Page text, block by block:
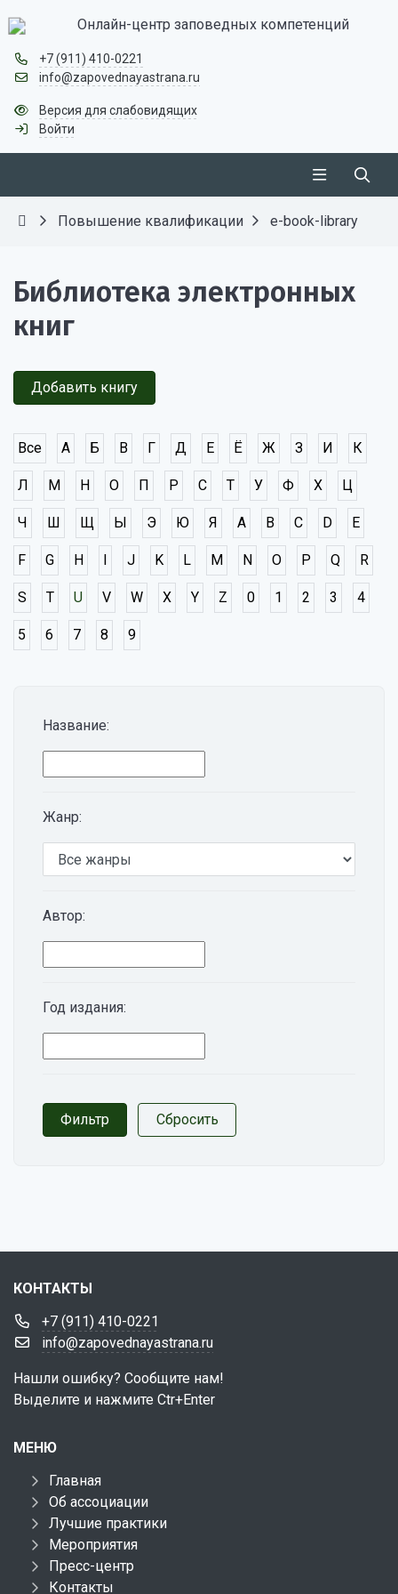
Онлайн-центр заповедных компетенций
+7 (911) 410-0221
info@zapovednayastrana.ru
Версия для слабовидящих
Войти
Повышение квалификации e-book-library
Название:
Жанр:
Автор:
Год издания:
Библиотека электронных
книг
Добавить книгу
Все А Б В Г Д Е Ё Ж З И К
Л М Н О П Р С Т У Ф Х Ц
Ч Ш Щ Ы Э Ю Я A B C D E
F G H I J K L M N O P Q R
S T U V W X Y Z 0 1 2 3 4
5 6 7 8 9
КОНТАКТЫ
+7 (911) 410-0221
info@zapovednayastrana.ru
Нашли ошибку? Сообщите нам!
Выделите и нажмите Ctr+Enter
МЕНЮ
Главная
Об ассоциации
Лучшие практики
Мероприятия
Пресс-центр
Контакты